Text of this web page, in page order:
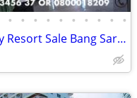
• • • • • • • • • •
Spectacular Discounted Turnkey Resort Sale Bang Saray Beach